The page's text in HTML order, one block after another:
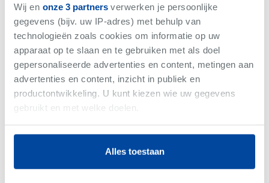
Wij en onze 3 partnersverwerken je persoonlijke
gegevens (bijv. uw IP-adres) met behulp van
technologieën zoals cookies om informatie op uw
apparaat op te slaan en te gebruiken met als doel
gepersonaliseerde advertenties en content, metingen aan
advertenties en content, inzicht in publiek en
productontwikkeling. U kunt kiezen wie uw gegevens
gebruikt en met welke doelen.
Als u het toestaat, willen we ook graag:
Informatie verzamelen over uw geografische
locatie, die tot een paar meter nauwkeurig kan zijn
Alles toestaan
Koksijde Project
Residentie Les Moineaux
Vanaf €351.810
9 Entiteiten